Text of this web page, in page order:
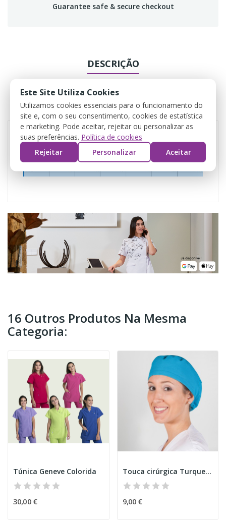
Guarantee safe & secure checkout
DESCRIÇÃO
DADOS DO PRODUTO
COMENTÁRIOS
16 Outros Produtos Na Mesma
Categoria:
Túnica Geneve Colorida
30,00 €
Touca cirúrgica Turquesa
9,00 €
Este Site Utiliza Cookies
Utilizamos cookies essenciais para o funcionamento do
site e, com o seu consentimento, cookies de estatística
e marketing. Pode aceitar, rejeitar ou personalizar as
suas preferências. Política de cookies
Rejeitar
Personalizar Aceitar